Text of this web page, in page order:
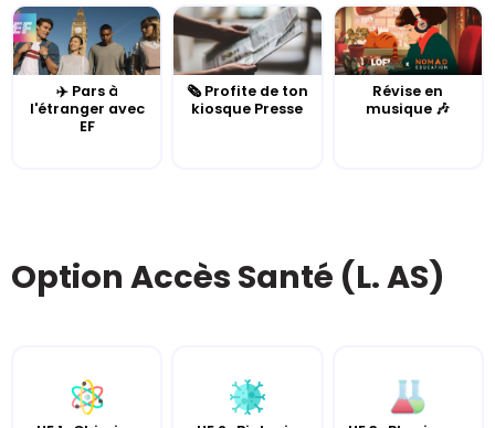
✈️ Pars à
l'étranger avec
EF
🗞️ Profite de ton
kiosque Presse
Révise en
musique 🎶
Option Accès Santé (L. AS)